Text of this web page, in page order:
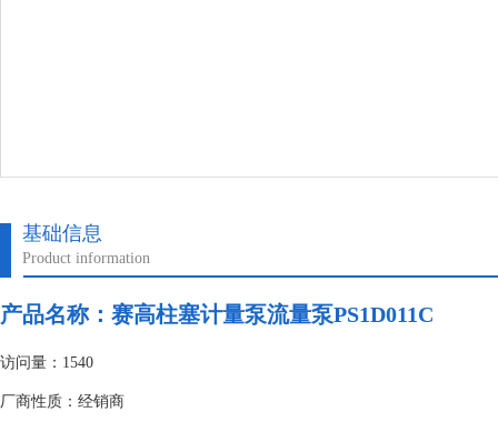
基础信息
Product information
产品名称： 赛高柱塞计量泵流量泵PS1D011C
访问量：1540
厂商性质：经销商